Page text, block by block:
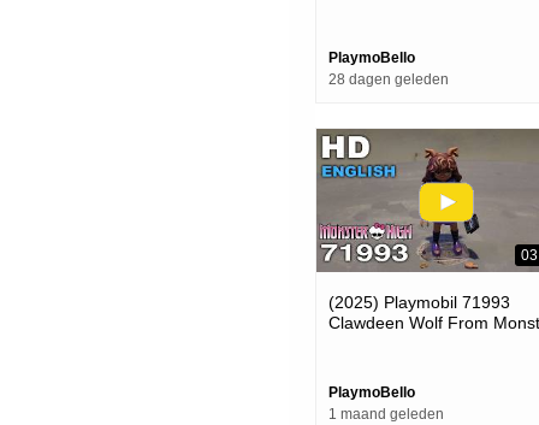
PlaymoBello
28 dagen geleden
(2025) Playmobil 71993
Clawdeen Wolf From
PlaymoBello
1 maand geleden